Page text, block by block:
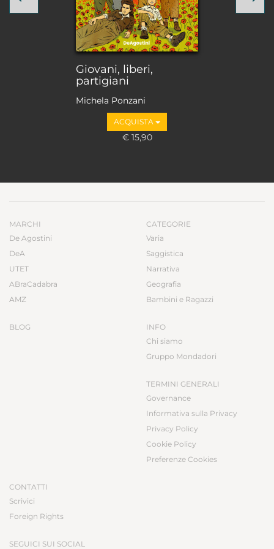
Giovani, liberi,
partigiani
Michela Ponzani
ACQUISTA
€ 15,90
MARCHI
De Agostini
DeA
UTET
ABraCadabra
AMZ
BLOG
CATEGORIE
Varia
Saggistica
Narrativa
Geografia
Bambini e Ragazzi
INFO
Chi siamo
Gruppo Mondadori
TERMINI GENERALI
Governance
Informativa sulla Privacy
Privacy Policy
Cookie Policy
Preferenze Cookies
CONTATTI
Scrivici
Foreign Rights
SEGUICI SUI SOCIAL